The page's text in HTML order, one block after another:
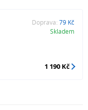
Doprava: 79 Kč
Skladem
1 190 Kč